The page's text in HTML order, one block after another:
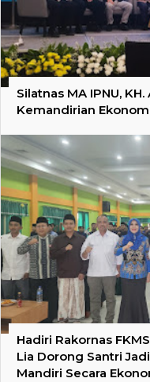
Silatnas MA IPNU,
Kemandirian
Hadiri Rakornas
Lia Dorong Santri
Mandiri Secara